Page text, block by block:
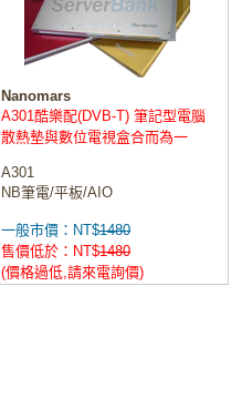
Nanomars
A301酷樂配(DVB-T) 筆記型電腦
散熱墊與數位電視盒合而為一
A301
NB筆電/平板/AIO
一般市價：NT$1480
售價低於：NT$1480
(價格過低,請來電詢價)